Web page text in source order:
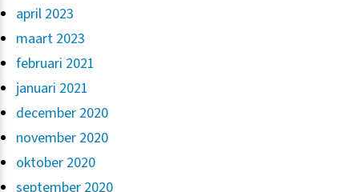
april 2023
maart 2023
februari 2021
januari 2021
december 2020
november 2020
oktober 2020
september 2020